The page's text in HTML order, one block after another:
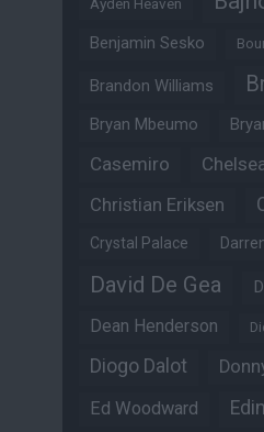
Benjamin Sesko
Brandon Williams
Bryan Mbeumo
Casemiro
Christian Eriksen
Crystal Palace
David De Gea
Dean Henderson
Diogo Dalot
Ed Woodward